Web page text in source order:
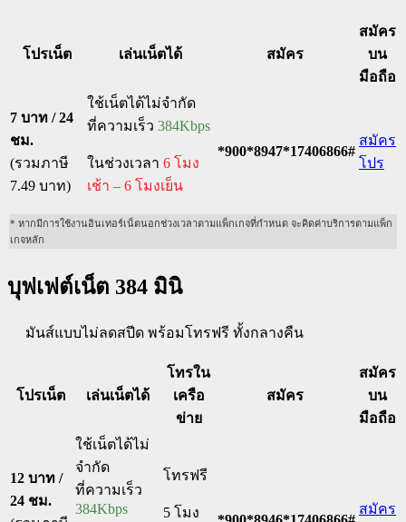
โปรเน็ต เล่นเน็ตได้ สมัคร
สมัคร
บน
มือถือ
7 บาท / 24
ชม.
(รวมภาษี
7.49 บาท)
ใช้เน็ตได้ไม่จำกัด
ที่ความเร็ว 384Kbps
ในช่วงเวลา 6 โมง
เช้า – 6 โมงเย็น
*900*8947*17406866#
สมัคร
โปร
* หากมีการใช้งานอินเทอร์เน็ตนอกช่วงเวลาตามแพ็กเกจที่กำหนด จะคิดค่าบริการตามแพ็ก
เกจหลัก
บุฟเฟต์เน็ต 384 มินิ
มันส์แบบไม่ลดสปีด พร้อมโทรฟรี ทั้งกลางคืน
โปรเน็ต เล่นเน็ตได้
โทรใน
เครือ
ข่าย
สมัคร
สมัคร
บน
มือถือ
12 บาท /
24 ชม.
ใช้เน็ตได้ไม่
จำกัด
ที่ความเร็ว
384Kbps
โทรฟรี
5 โมง
สมัคร